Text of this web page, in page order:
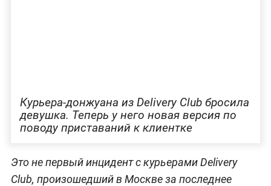
Курьера-донжуана из Delivery Club бросила
девушка. Теперь у него новая версия по
поводу приставаний к клиентке
Это не первый инцидент с курьерами Delivery
Club, произошедший в Москве за последнее